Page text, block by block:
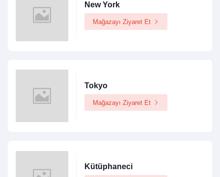
New York
Mağazayı Ziyaret Et
Tokyo
Mağazayı Ziyaret Et
Kütüphaneci